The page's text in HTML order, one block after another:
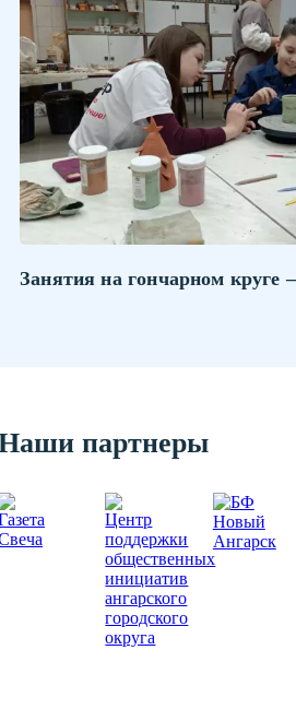
Занятия на гончарном круге
партнеры